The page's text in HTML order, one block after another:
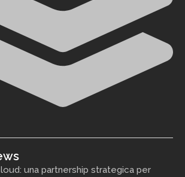
una partnership strategica per